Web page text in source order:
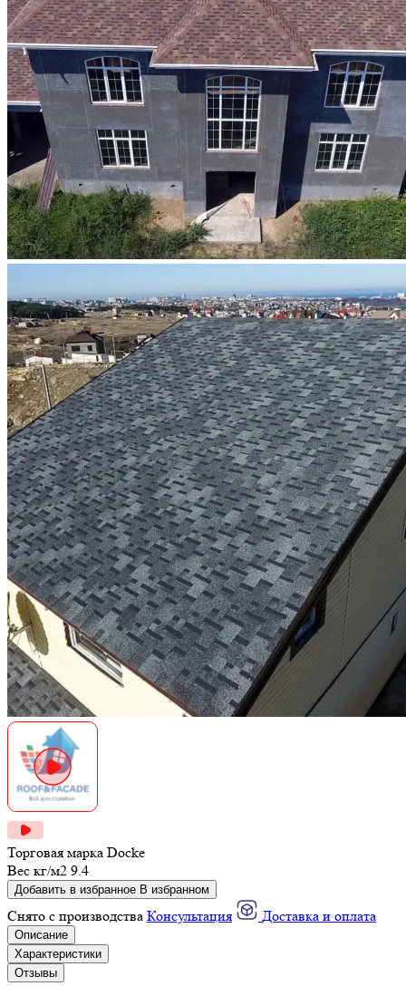
Торговая марка Docke
Вес кг/м2 9.4
Добавить в избранное В избранном
Снято с производства Консультация Доставка и оплата
Описание
Характеристики
Отзывы